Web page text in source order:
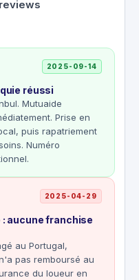
reviews
2025-09-14
réussi
Mutuaide
Prise en
puis rapatriement
Numéro
2025-04-29
aucune franchise
au Portugal,
pas remboursé au
du loueur en